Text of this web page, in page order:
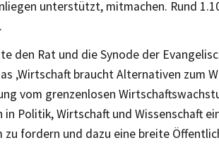
unterstützt, mitmachen. Rund
den Rat und die Synode der
‚Wirtschaft braucht Alternativen zum
vom grenzenlosen
Politik, Wirtschaft und Wissenschaft
zu fordern und dazu eine breite